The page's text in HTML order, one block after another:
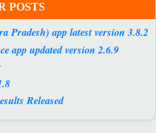
POSTS
Pradesh) app latest version 3.8.2
app updated version 2.6.9
Released